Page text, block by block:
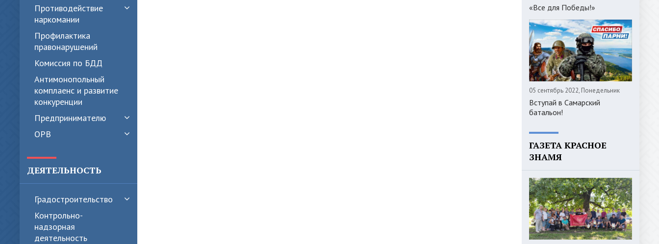
Противодействие
наркомании
Профилактика
правонарушений
Комиссия по БДД
Антимонопольный
комплаенс и развитие
конкуренции
Предпринимателю
ОРВ
ДЕЯТЕЛЬНОСТЬ
Градостроительство
Контрольно-
надзорная
деятельность
«Все для Победы!»
05 сентябрь 2022, Понедельник
Вступай в Самарский
батальон!
ГАЗЕТА КРАСНОЕ
ЗНАМЯ